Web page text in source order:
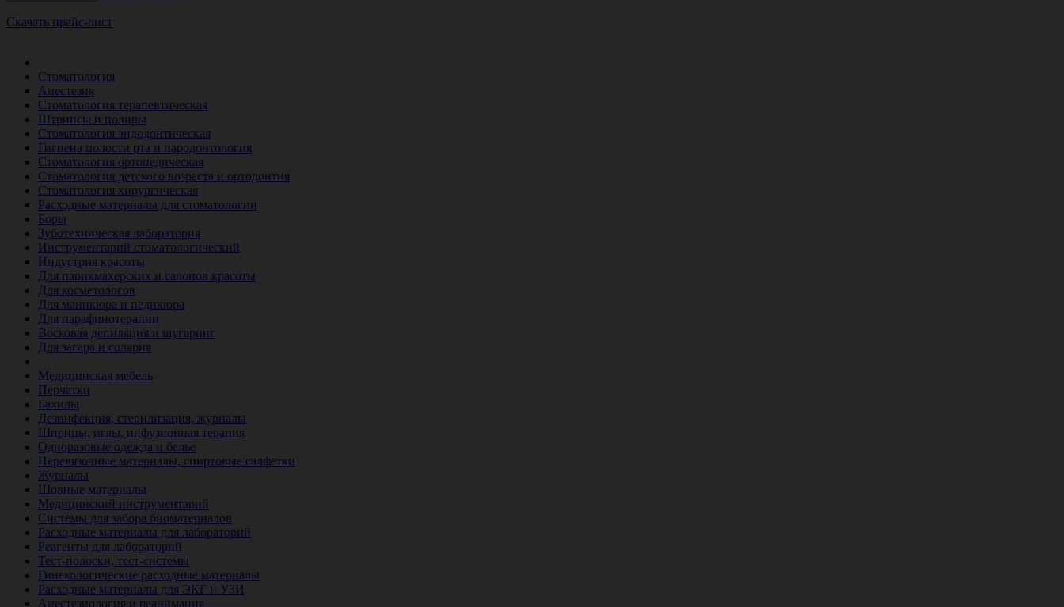
Скачать прайс-лист
Стоматология
Анестезия
Стоматология терапевтическая
Штрипсы и полиры
Стоматология эндодонтическая
Гигиена полости рта и пародонтология
Стоматология ортопедическая
Стоматология детского возраста и ортодонтия
Стоматология хирургическая
Расходные материалы для стоматологии
Боры
Зуботехническая лаборатория
Инструментарий стоматологический
Индустрия красоты
Для парикмахерских и салонов красоты
Для косметологов
Для маникюра и педикюра
Для парафинотерапии
Восковая депиляция и шугаринг
Для загара и солярия
Медицинская мебель
Перчатки
Бахилы
Дезинфекция, стерилизация, журналы
Шприцы, иглы, инфузионная терапия
Одноразовые одежда и белье
Перевязочные материалы, спиртовые салфетки
Журналы
Шовные материалы
Медицинский инструментарий
Системы для забора биоматериалов
Расходные материалы для лабораторий
Реагенты для лабораторий
Тест-полоски, тест-системы
Гинекологические расходные материалы
Расходные материалы для ЭКГ и УЗИ
Анестезиология и реанимация